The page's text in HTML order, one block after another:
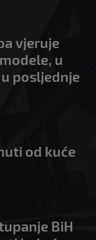
vjeruje
u
posljednje
od kuće
BiH